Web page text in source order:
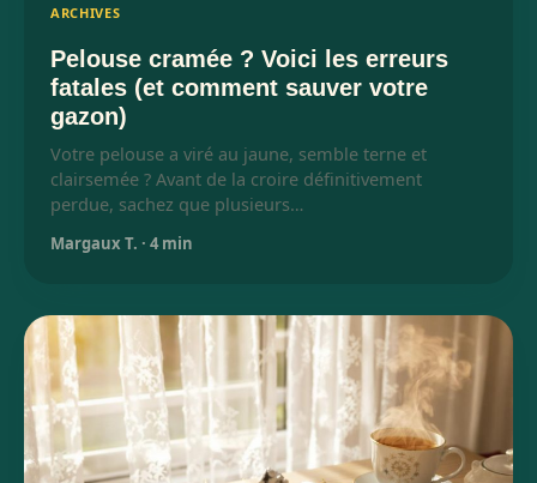
ARCHIVES
Pelouse cramée ? Voici les erreurs
fatales (et comment sauver votre
gazon)
Votre pelouse a viré au jaune, semble terne et
clairsemée ? Avant de la croire définitivement
perdue, sachez que plusieurs…
Margaux T. · 4 min